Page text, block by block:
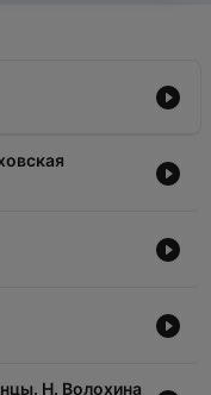
Н. Волохина